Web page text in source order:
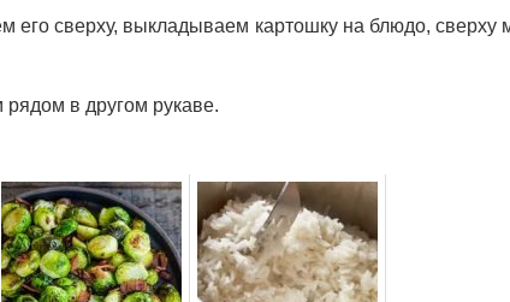
его сверху, выкладываем картошку на блюдо,
в другом рукаве.